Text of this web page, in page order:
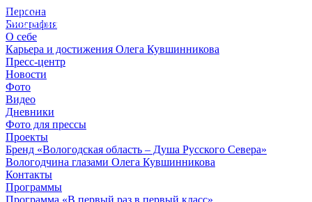
Персона
Биография
О себе
Карьера и достижения Олега Кувшинникова
Пресс-центр
Новости
Фото
Видео
Дневники
Фото для прессы
Проекты
Бренд «Вологодская область – Душа Русского Севера»
Вологодчина глазами Олега Кувшинникова
Контакты
Программы
Программа «В первый раз в первый класс»
© 2012 - 2023,
КУВШИННИКОВ О.А.